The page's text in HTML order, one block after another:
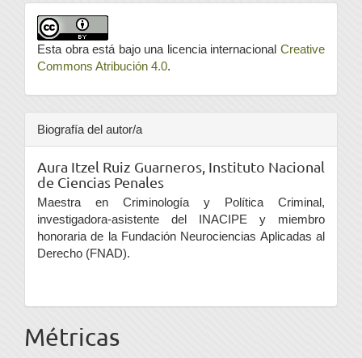
Esta obra está bajo una licencia internacional Creative
Commons Atribución 4.0.
Biografía del autor/a
Aura Itzel Ruiz Guarneros, Instituto Nacional
de Ciencias Penales
Maestra en Criminología y Política Criminal,
investigadora-asistente del INACIPE y miembro
honoraria de la Fundación Neurociencias Aplicadas al
Derecho (FNAD).
Métricas